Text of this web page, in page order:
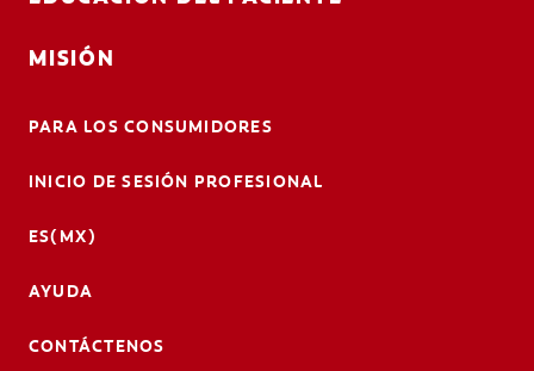
MISIÓN
PARA LOS CONSUMIDORES
INICIO DE SESIÓN PROFESIONAL
ES(MX)
AYUDA
CONTÁCTENOS